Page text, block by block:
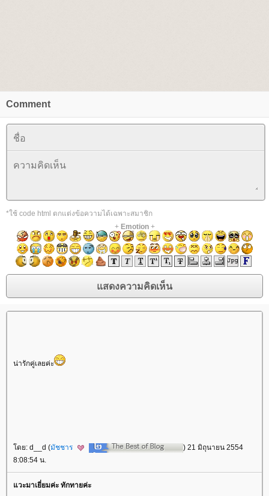
Comment
*ใช้ code html ตกแต่งข้อความได้เฉพาะสมาชิก
+ Emotion+
น่ารักคู่เลยค่ะ
ดย: d__d (มัชชาร
) 21 มิถุนายน 2554
8:08:54 น.
วะมาเยี่ยมค่ะ ทักทายค่ะ